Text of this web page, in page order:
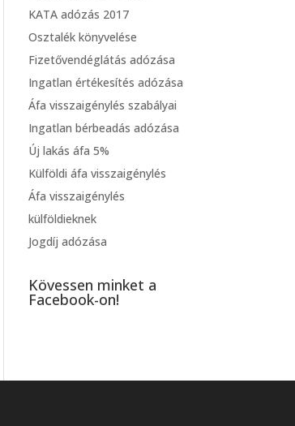
KATA adózás 2017
Osztalék könyvelése
Fizetővendéglátás adózása
Ingatlan értékesítés adózása
Áfa visszaigénylés szabályai
Ingatlan bérbeadás adózása
Új lakás áfa 5%
Külföldi áfa visszaigénylés
Áfa visszaigénylés
külföldieknek
Jogdíj adózása
Kövessen minket a
Facebook-on!